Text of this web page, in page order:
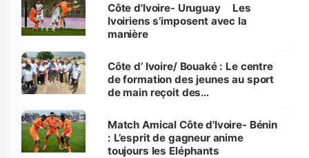
Côte d'Ivoire- Uruguay Les
Ivoiriens s’imposent avec la
manière
Côte d’ Ivoire/ Bouaké : Le centre
de formation des jeunes au sport
de main reçoit des
handballeurs
Match Amical Côte d'Ivoire- Bénin
: L’esprit de gagneur anime
toujours les Eléphants